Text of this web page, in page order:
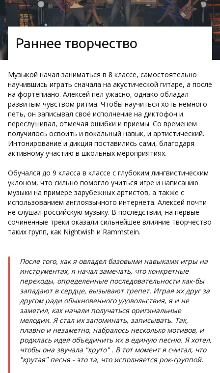
Раннее творчество
Музыкой начал заниматься в 8 классе, самостоятельно
научившись играть сначала на акустической гитаре, а после
на фортепиано. Алексей пел ужасно, однако обладал
развитым чувством ритма. Чтобы научиться хоть немного
петь, он записывал своё исполнение на диктофон и
переслушивал, отмечая ошибки и приемы. Со временем
получилось освоить и вокальный навык, и артистический.
Интонирование и дикция поставились сами, благодаря
активному участию в школьных мероприятиях.
Обучался до 9 класса в классе с глубоким лингвистическим
уклоном, что сильно помогло учиться игре и написанию
музыки на примере зарубежных артистов, а также с
использованием англоязычного интернета. Алексей почти
не слушал российскую музыку. В последствии, на первые
сочинённые треки оказали сильнейшее влияние творчество
таких групп, как Nightwish и Rammstein.
После того, как я овладел базовыми навыками игры на
инструментах, я начал замечать, что конкретные
переходы, определённые последовательности как-бы
западают в сердце, вызывают трепет. Играя их друг за
другом ради обыкновенного удовольствия, я и не
заметил, как начали получаться оригинальные
мелодии. Я стал их запоминать, записывать. Так,
плавно и незаметно, набралось несколько мотивов, и
родилась идея объединить их в единую песню. Я хотел,
чтобы она звучала "круто" . В тот момент я считал, что
"крутая" песня - это та, что исполняется рок-группой.